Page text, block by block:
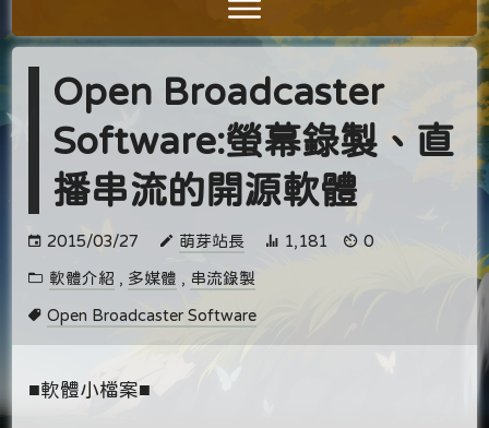
Open Broadcaster
Software:螢幕錄製、直
播串流的開源軟體
2015/03/27 萌芽站長 1,181 0
軟體介紹 , 多媒體 , 串流錄製
Open Broadcaster Software
■軟體小檔案■